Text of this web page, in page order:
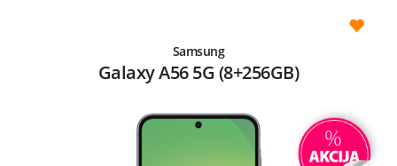
Samsung
Galaxy A56 5G (8+256GB)